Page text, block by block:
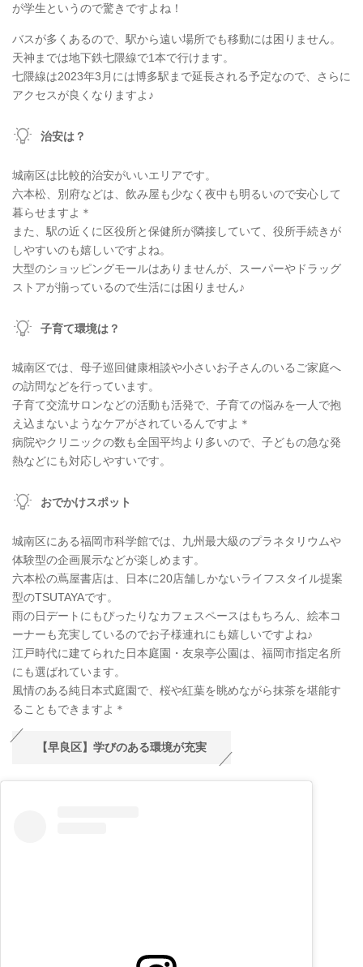
が学生というので驚きですよね！
バスが多くあるので、駅から遠い場所でも移動には困りません。
天神までは地下鉄七隈線で1本で行けます。
七隈線は2023年3月には博多駅まで延長される予定なので、さらに
アクセスが良くなりますよ♪
治安は？
城南区は比較的治安がいいエリアです。
六本松、別府などは、飲み屋も少なく夜中も明るいので安心して
暮らせますよ＊
また、駅の近くに区役所と保健所が隣接していて、役所手続きが
しやすいのも嬉しいですよね。
大型のショッピングモールはありませんが、スーパーやドラッグ
ストアが揃っているので生活には困りません♪
子育て環境は？
城南区では、母子巡回健康相談や小さいお子さんのいるご家庭へ
の訪問などを行っています。
子育て交流サロンなどの活動も活発で、子育ての悩みを一人で抱
え込まないようなケアがされているんですよ＊
病院やクリニックの数も全国平均より多いので、子どもの急な発
熱などにも対応しやすいです。
おでかけスポット
城南区にある福岡市科学館では、九州最大級のプラネタリウムや
体験型の企画展示などが楽しめます。
六本松の蔦屋書店は、日本に20店舗しかないライフスタイル提案
型のTSUTAYAです。
雨の日デートにもぴったりなカフェスペースはもちろん、絵本コ
ーナーも充実しているのでお子様連れにも嬉しいですよね♪
江戸時代に建てられた日本庭園・友泉亭公園は、福岡市指定名所
にも選ばれています。
風情のある純日本式庭園で、桜や紅葉を眺めながら抹茶を堪能す
ることもできますよ＊
【早良区】学びのある環境が充実